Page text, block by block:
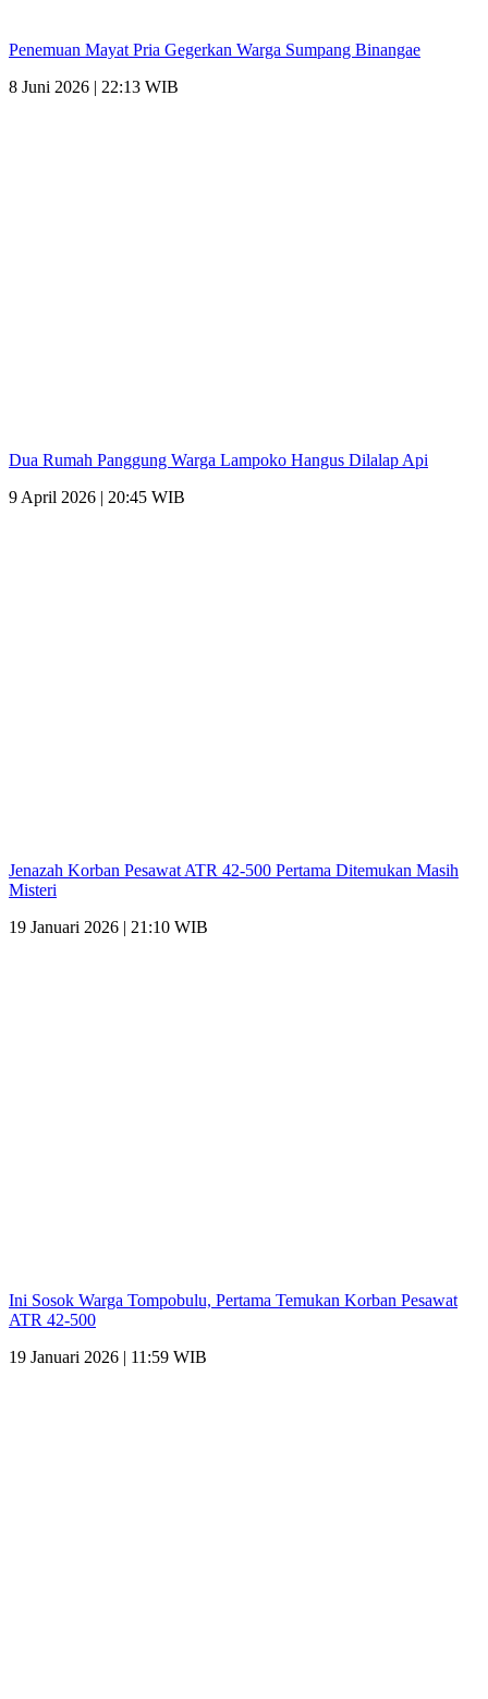
Penemuan Mayat Pria Gegerkan Warga Sumpang Binangae
8 Juni 2026 | 22:13 WIB
Dua Rumah Panggung Warga Lampoko Hangus Dilalap Api
9 April 2026 | 20:45 WIB
Jenazah Korban Pesawat ATR 42-500 Pertama Ditemukan Masih
Misteri
19 Januari 2026 | 21:10 WIB
Ini Sosok Warga Tompobulu, Pertama Temukan Korban Pesawat
ATR 42-500
19 Januari 2026 | 11:59 WIB